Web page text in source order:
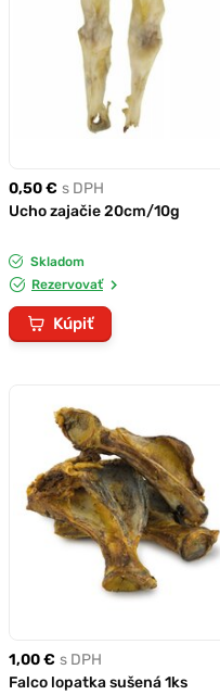
0,50 € s DPH
Ucho zajačie 20cm/10g
Skladom
Rezervovať
Kúpiť
1,00 € s DPH
Falco lopatka sušená 1ks